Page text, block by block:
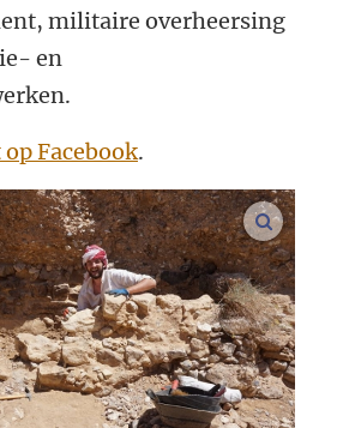
militaire overheersing
en
Facebook.